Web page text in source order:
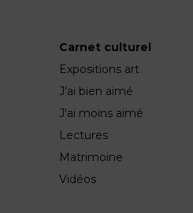
Carnet culturel
Expositions art
J'ai bien aimé
J'ai moins aimé
Lectures
Matrimoine
Vidéos